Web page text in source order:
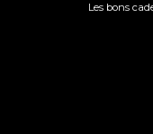
Les bons